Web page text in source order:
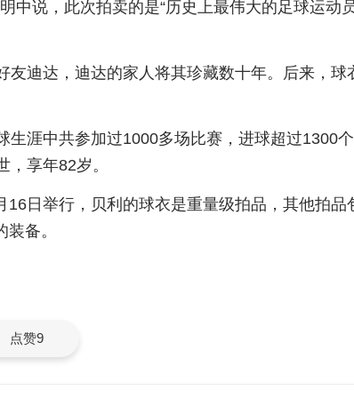
中说，此次拍卖的是“历史上最伟大的足球运动
迪达，迪达的家人将其珍藏数十年。后来，球
生涯中共参加过1000多场比赛，进球超过1300
享年82岁。
16日举行，贝利的球衣是重量级拍品，其他拍品
备。
点赞9